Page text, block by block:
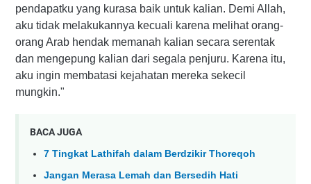
pendapatku yang kurasa baik untuk kalian. Demi Allah,
aku tidak melakukannya kecuali karena melihat orang-
orang Arab hendak memanah kalian secara serentak
dan mengepung kalian dari segala penjuru. Karena itu,
aku ingin membatasi kejahatan mereka sekecil
mungkin."
BACA JUGA
7 Tingkat Lathifah dalam Berdzikir Thoreqoh
Jangan Merasa Lemah dan Bersedih Hati